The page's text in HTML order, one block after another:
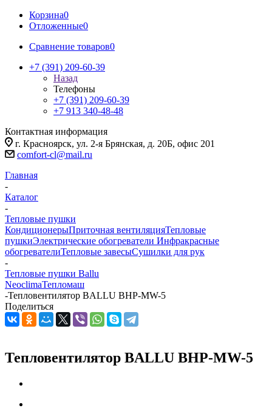
Корзина0
Отложенные0
Сравнение товаров0
+7 (391) 209-60-39
Назад
Телефоны
+7 (391) 209-60-39
+7 913 340-48-48
Контактная информация
г. Красноярск, ул. 2-я Брянская, д. 20Б, офис 201
comfort-cl@mail.ru
Главная
-
Каталог
-
Тепловые пушки
КондиционерыПриточная вентиляцияТепловые
пушкиЭлектрические обогреватели Инфракрасные
обогревателиТепловые завесыСушилки для рук
-
Тепловые пушки Ballu
NeoclimaТепломаш
-Тепловентилятор BALLU BHP-MW-5
Поделиться
Тепловентилятор BALLU BHP-MW-5